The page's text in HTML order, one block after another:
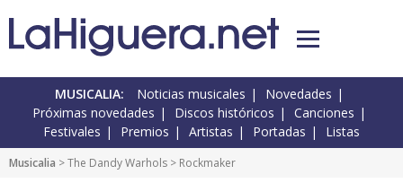
MUSICALIA: Noticias musicales
Novedades
Próximas novedades
Discos históricos
Canciones
Festivales
Premios Artistas Portadas Listas
Musicalia >The Dandy Warhols > Rockmaker